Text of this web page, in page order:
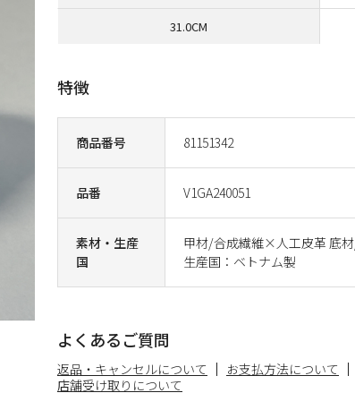
商品番号 81151342
品番 V1GA240051
素材・生産
国
甲材/合成繊維×人工皮革 底
生産国：ベトナム製
特徴
よくあるご質問
返品・キャンセルについて お支払方法について
店舗受け取りについて
31.0CM